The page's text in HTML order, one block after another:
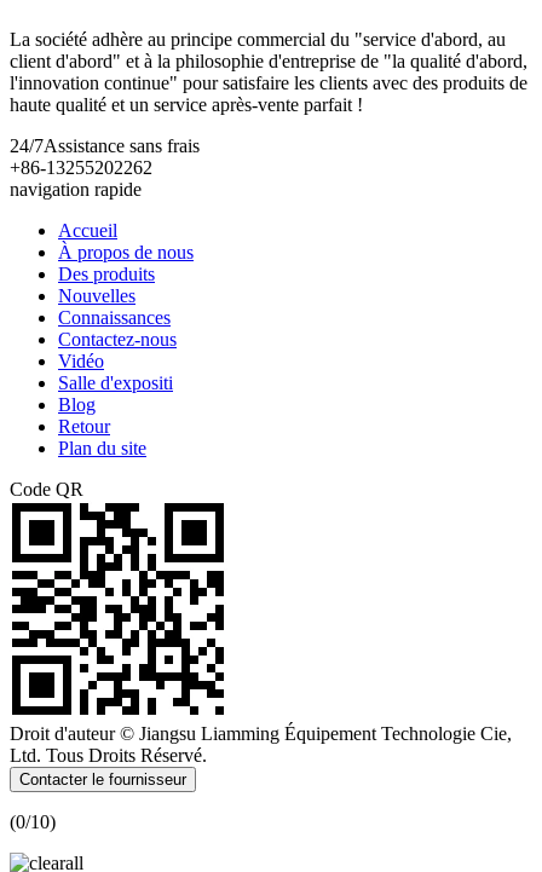
La société adhère au principe commercial du "service d'abord, au
client d'abord" et à la philosophie d'entreprise de "la qualité d'abord,
l'innovation continue" pour satisfaire les clients avec des produits de
haute qualité et un service après-vente parfait !
24/7Assistance sans frais
+86-13255202262
navigation rapide
Accueil
À propos de nous
Des produits
Nouvelles
Connaissances
Contactez-nous
Vidéo
Salle d'expositi
Blog
Retour
Plan du site
Code QR
Droit d'auteur © Jiangsu Liamming Équipement Technologie Cie,
Ltd. Tous Droits Réservé.
Contacter le fournisseur
(0/10)